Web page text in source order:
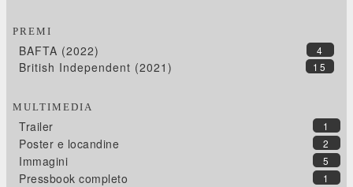
PREMI
4
BAFTA (2022)
15
British Independent (2021)
MULTIMEDIA
1
Trailer
2
Poster e locandine
5
Immagini
1
Pressbook completo